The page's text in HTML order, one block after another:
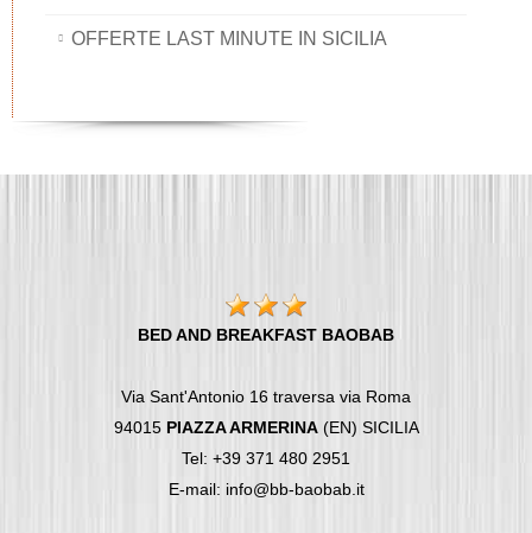
OFFERTE LAST MINUTE IN SICILIA
BED AND BREAKFAST BAOBAB
Via Sant'Antonio 16 traversa via Roma
94015 PIAZZA ARMERINA(EN) SICILIA
Tel: +39 371 480 2951
E-mail: info@bb-baobab.it